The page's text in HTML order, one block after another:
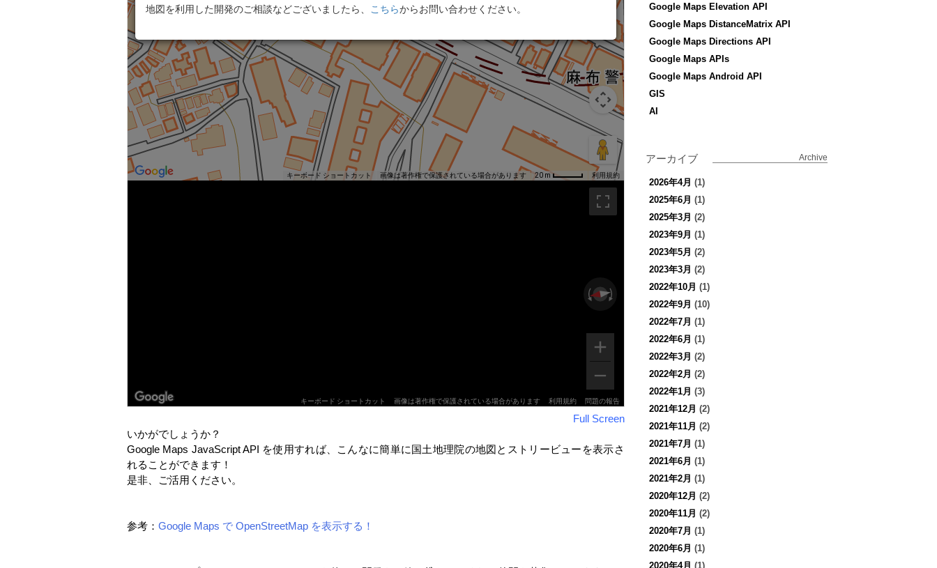
Full Screen
いかがでしょうか？
Google Maps JavaScript API を使用すれば、こんなに簡単に国土地理院の地図とストリービューを表示さ
れることができます！
是非、ご活用ください。
参考： Google Maps で OpenStreetMap を表示する！
Google Maps Elevation API
Google Maps DistanceMatrix API
Google Maps Directions API
Google Maps APIs
Google Maps Android API
GIS
AI
アーカイブ Archive
2026年4月 (1)
2025年6月 (1)
2025年3月 (2)
2023年9月 (1)
2023年5月 (2)
2023年3月 (2)
2022年10月 (1)
2022年9月 (10)
2022年7月 (1)
2022年6月 (1)
2022年3月 (2)
2022年2月 (2)
2022年1月 (3)
2021年12月 (2)
2021年11月 (2)
2021年7月 (1)
2021年6月 (1)
2021年2月 (1)
2020年12月 (2)
2020年11月 (2)
2020年7月 (1)
2020年6月 (1)
2020年4月 (1)